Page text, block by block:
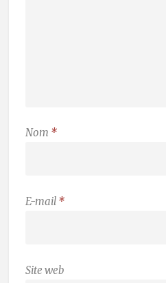
Nom *
E-mail *
Site web